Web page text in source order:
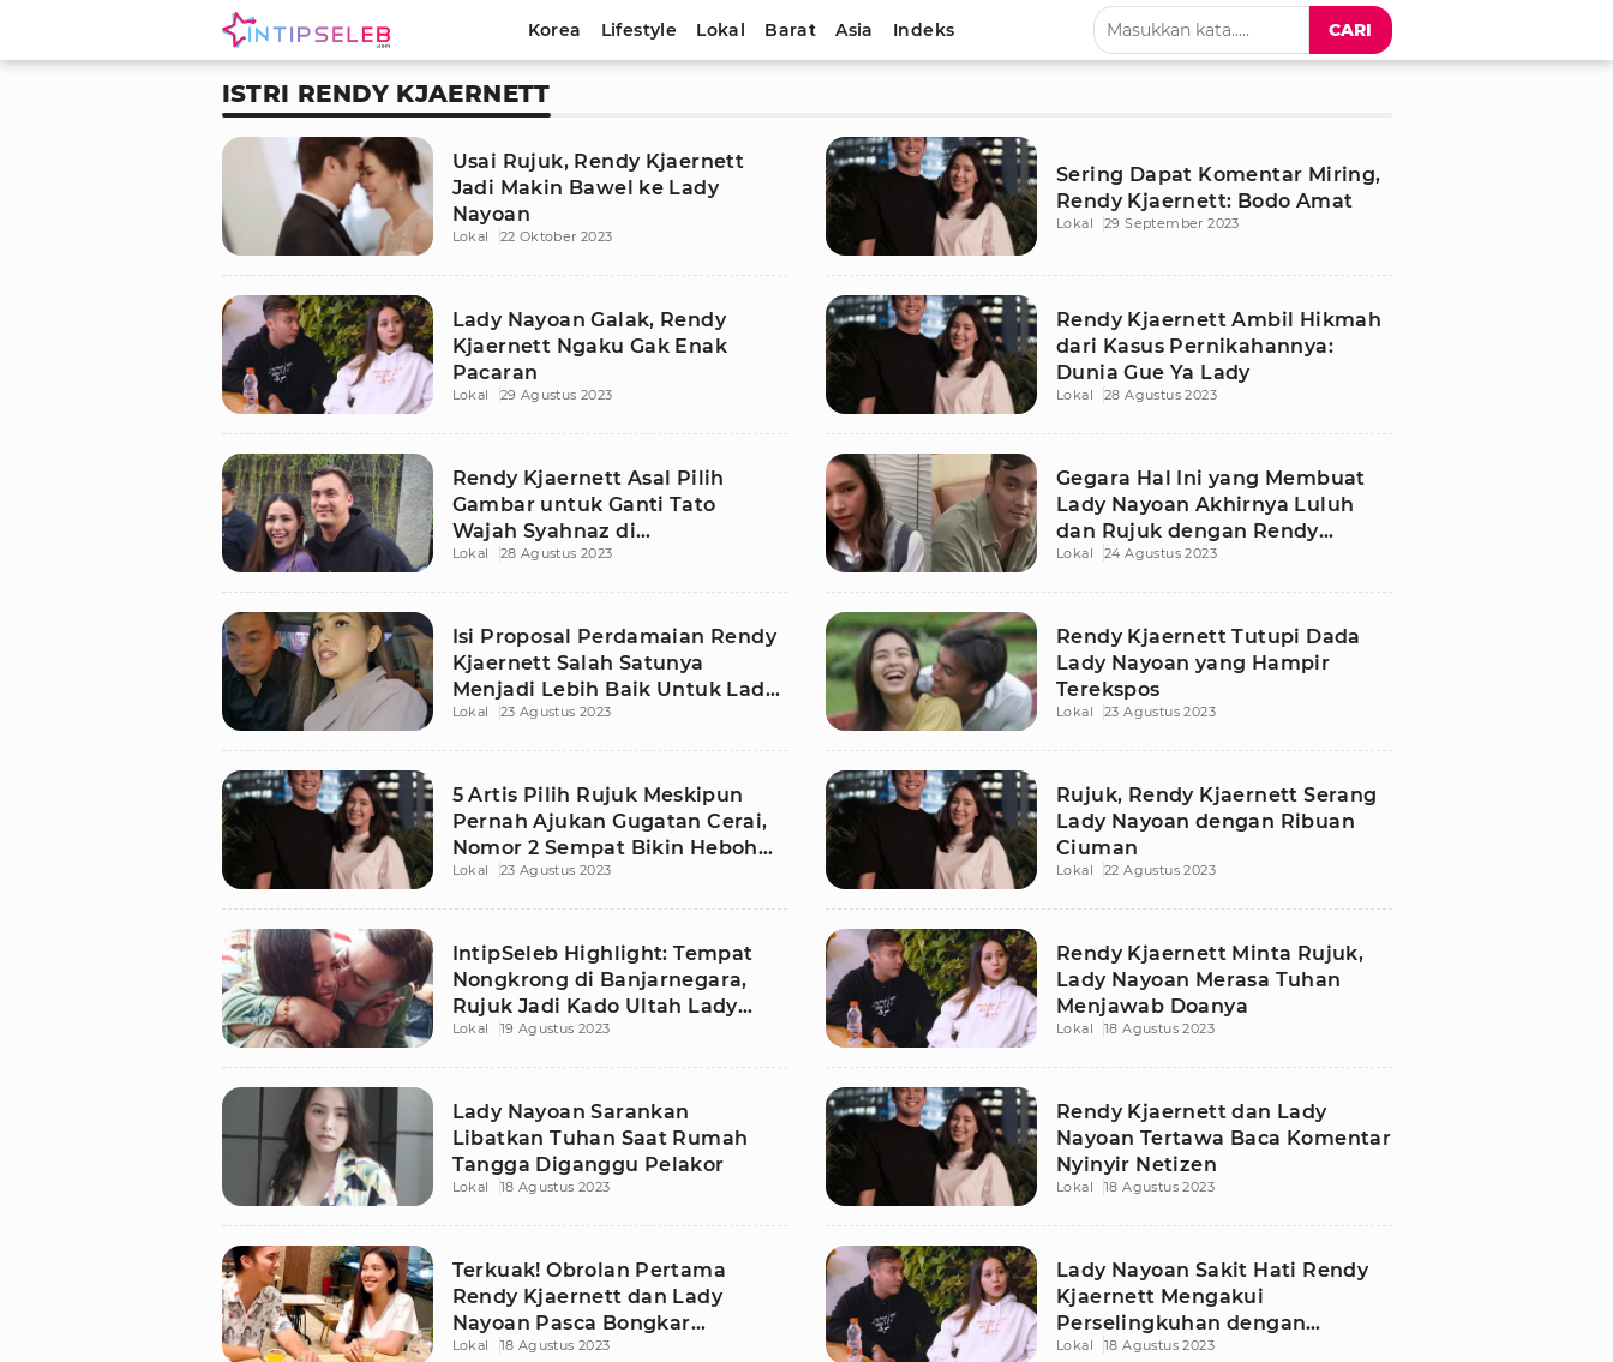
Korea Lifestyle Lokal Barat Asia Indeks CARI
ISTRI RENDY KJAERNETT
Usai Rujuk, Rendy Kjaernett
Jadi Makin Bawel ke Lady
Nayoan
Lokal 22 Oktober 2023
Sering Dapat Komentar Miring,
Rendy Kjaernett: Bodo Amat
Lokal 29 September 2023
Lady Nayoan Galak, Rendy
Kjaernett Ngaku Gak Enak
Pacaran
Lokal 29 Agustus 2023
Rendy Kjaernett Ambil Hikmah
dari Kasus Pernikahannya:
Dunia Gue Ya Lady
Lokal 28 Agustus 2023
Rendy Kjaernett Asal Pilih
Gambar untuk Ganti Tato
Wajah Syahnaz di
Punggungnya
Lokal 28 Agustus 2023
Gegara Hal Ini yang Membuat
Lady Nayoan Akhirnya Luluh
dan Rujuk dengan Rendy
Kjaernett
Lokal 24 Agustus 2023
Isi Proposal Perdamaian Rendy
Kjaernett Salah Satunya
Menjadi Lebih Baik Untuk Lady
Nayoan
Lokal 23 Agustus 2023
Rendy Kjaernett Tutupi Dada
Lady Nayoan yang Hampir
Terekspos
Lokal 23 Agustus 2023
5 Artis Pilih Rujuk Meskipun
Pernah Ajukan Gugatan Cerai,
Nomor 2 Sempat Bikin Heboh
Publik
Lokal 23 Agustus 2023
Rujuk, Rendy Kjaernett Serang
Lady Nayoan dengan Ribuan
Ciuman
Lokal 22 Agustus 2023
IntipSeleb Highlight: Tempat
Nongkrong di Banjarnegara,
Rujuk Jadi Kado Ultah Lady
Nayoan
Lokal 19 Agustus 2023
Rendy Kjaernett Minta Rujuk,
Lady Nayoan Merasa Tuhan
Menjawab Doanya
Lokal 18 Agustus 2023
Lady Nayoan Sarankan
Libatkan Tuhan Saat Rumah
Tangga Diganggu Pelakor
Lokal 18 Agustus 2023
Rendy Kjaernett dan Lady
Nayoan Tertawa Baca Komentar
Nyinyir Netizen
Lokal 18 Agustus 2023
Terkuak! Obrolan Pertama
Rendy Kjaernett dan Lady
Nayoan Pasca Bongkar
Perselingkuhan
Lokal 18 Agustus 2023
Lady Nayoan Sakit Hati Rendy
Kjaernett Mengakui
Perselingkuhan dengan
Syahnaz
Lokal 18 Agustus 2023